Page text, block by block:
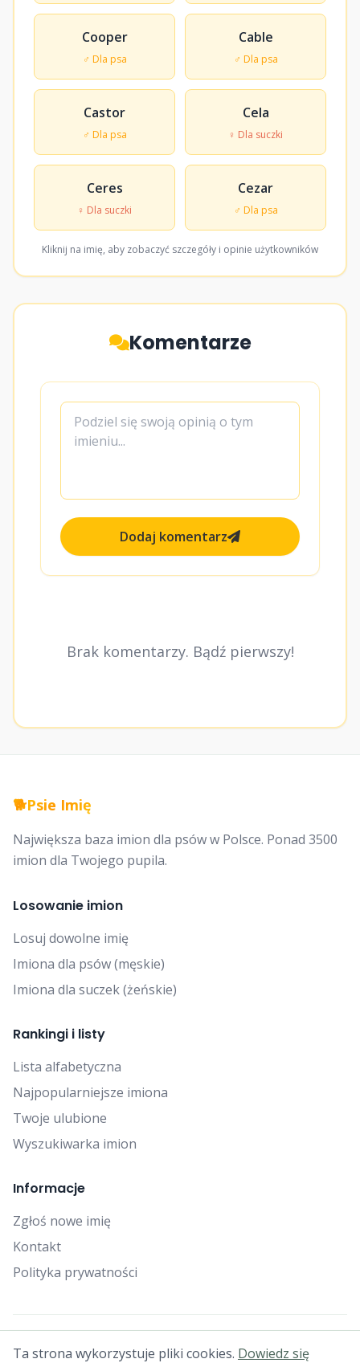
Cooper
♂ Dla psa
Cable
♂ Dla psa
Castor
♂ Dla psa
Cela
♀ Dla suczki
Ceres
♀ Dla suczki
Cezar
♂ Dla psa
Kliknij na imię, aby zobaczyć szczegóły i opinie użytkowników
Komentarze
Dodaj komentarz
Brak komentarzy. Bądź pierwszy!
🐕Psie Imię
Największa baza imion dla psów w Polsce. Ponad 3500
imion dla Twojego pupila.
Losowanie imion
Losuj dowolne imię
Imiona dla psów (męskie)
Imiona dla suczek (żeńskie)
Rankingi i listy
Lista alfabetyczna
Najpopularniejsze imiona
Twoje ulubione
Wyszukiwarka imion
Informacje
Zgłoś nowe imię
Kontakt
Polityka prywatności
© 2025 Falcon Bytes. Wszelkie prawa zastrzeżone.
Ta strona wykorzystuje pliki cookies. Dowiedz się